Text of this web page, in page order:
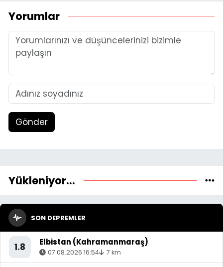
Yorumlar
Gönder
Yükleniyor...
SON DEPREMLER
1.8 Elbistan (Kahramanmaraş)
07.08.2026 16:54 7 km